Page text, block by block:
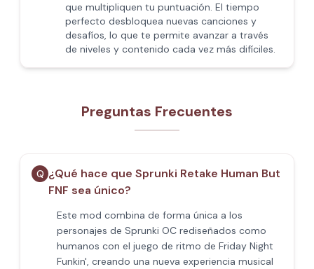
que multipliquen tu puntuación. El tiempo
perfecto desbloquea nuevas canciones y
desafíos, lo que te permite avanzar a través
de niveles y contenido cada vez más difíciles.
Preguntas Frecuentes
Q ¿Qué hace que Sprunki Retake Human But
FNF sea único?
Este mod combina de forma única a los
personajes de Sprunki OC rediseñados como
humanos con el juego de ritmo de Friday Night
Funkin', creando una nueva experiencia musical